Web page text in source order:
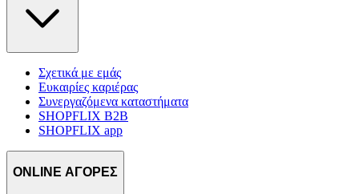
Σχετικά με εμάς
Ευκαιρίες καριέρας
Συνεργαζόμενα καταστήματα
SHOPFLIX B2B
SHOPFLIX app
ONLINE ΑΓΟΡΕΣ